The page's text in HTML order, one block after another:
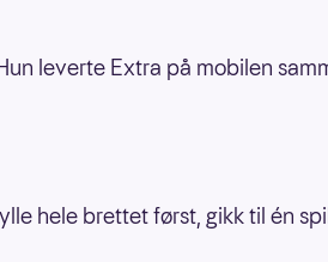
leverte Extra på mobilen
hele brettet først, gikk til én